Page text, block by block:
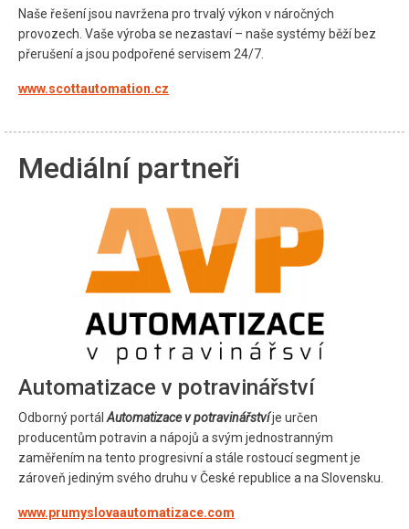
Naše řešení jsou navržena pro trvalý výkon v náročných
provozech. Vaše výroba se nezastaví – naše systémy běží bez
přerušení a jsou podpořené servisem 24/7.
www.scottautomation.cz
Mediální partneři
Automatizace v potravinářství
Odborný portál Automatizace v potravinářstvíje určen
producentům potravin a nápojů a svým jednostranným
zaměřením na tento progresivní a stále rostoucí segment je
zároveň jediným svého druhu v České republice a na Slovensku.
www.prumyslovaautomatizace.com